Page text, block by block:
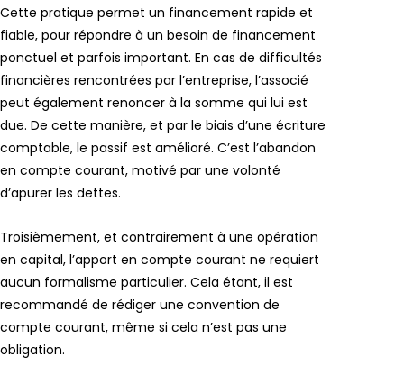
Cette pratique permet un financement rapide et
fiable, pour répondre à un besoin de financement
ponctuel et parfois important. En cas de difficultés
financières rencontrées par l’entreprise, l’associé
peut également renoncer à la somme qui lui est
due. De cette manière, et par le biais d’une écriture
comptable, le passif est amélioré. C’est l’abandon
en compte courant, motivé par une volonté
d’apurer les dettes.
Troisièmement, et contrairement à une opération
en capital, l’apport en compte courant ne requiert
aucun formalisme particulier. Cela étant, il est
recommandé de rédiger une convention de
compte courant, même si cela n’est pas une
obligation.